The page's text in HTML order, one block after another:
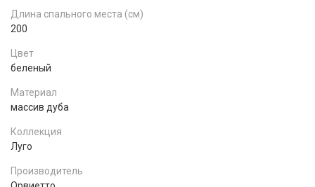
Длина спального места (см)
200
Цвет
беленый
Материал
массив дуба
Коллекция
Луго
Производитель